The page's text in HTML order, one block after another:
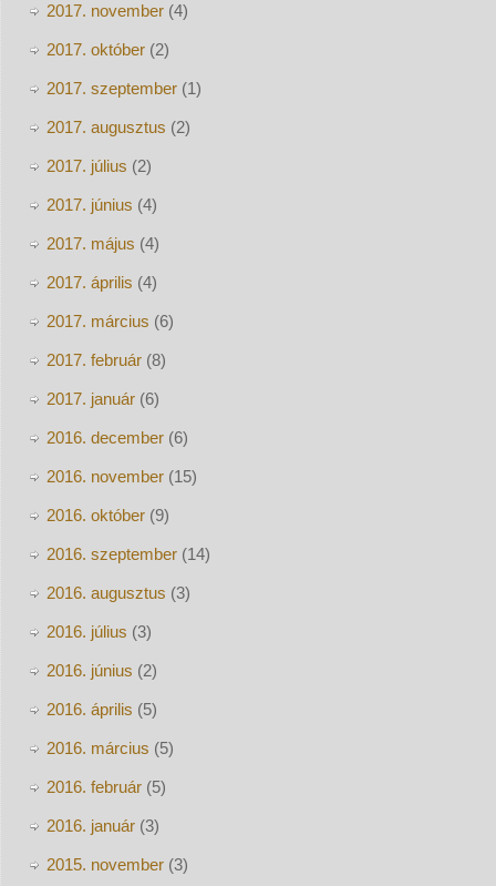
2017. november(4)
2017. október(2)
2017. szeptember(1)
2017. augusztus (2)
2017. július (2)
2017. június (4)
2017. május (4)
2017. április (4)
2017. március (6)
2017. február(8)
2017. január(6)
2016. december(6)
2016. november(15)
2016. október(9)
2016. szeptember(14)
2016. augusztus (3)
2016. július (3)
2016. június (2)
2016. április (5)
2016. március (5)
2016. február(5)
2016. január(3)
2015. november(3)